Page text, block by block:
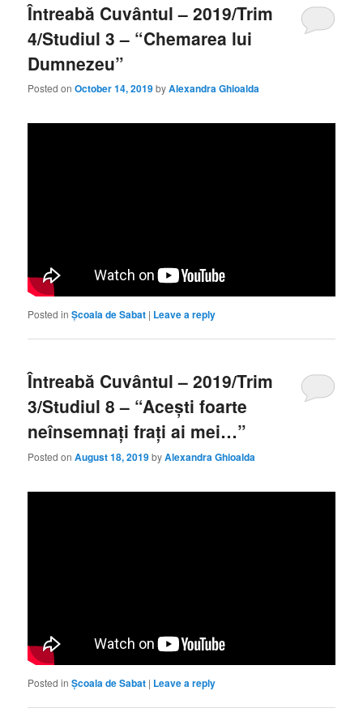
Întreabă Cuvântul – 2019/Trim
4/Studiul 3 – “Chemarea lui
Dumnezeu”
Posted onOctober 14, 2019byAlexandra Ghioalda
Posted in Școala de Sabat | Leave a reply
Întreabă Cuvântul – 2019/Trim
3/Studiul 8 – “Acești foarte
neînsemnați frați ai mei…”
Posted onAugust 18, 2019byAlexandra Ghioalda
Posted in Școala de Sabat | Leave a reply